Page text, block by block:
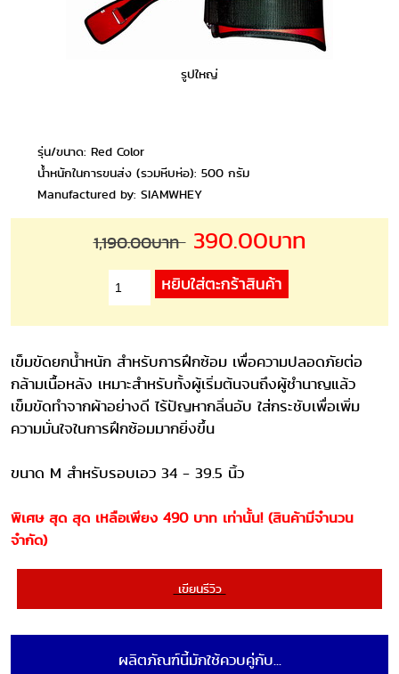
รูปใหญ่
รุ่น/ขนาด: Red Color
น้ำหนักในการขนส่ง (รวมหีบห่อ): 500 กรัม
Manufactured by: SIAMWHEY
1,190.00บาท 390.00บาท
เข็มขัดยกน้ำหนัก สำหรับการฝึกซ้อม เพื่อความปลอดภัยต่อ
กล้ามเนื้อหลัง เหมาะสำหรับทั้งผู้เริ่มต้นจนถึงผู้ชำนาญแล้ว
เข็มขัดทำจากผ้าอย่างดี ไร้ปัญหากลิ่นอับ ใส่กระชับเพื่อเพิ่ม
ความมั่นใจในการฝึกซ้อมมากยิ่งขึ้น
ขนาด M สำหรับรอบเอว 34 - 39.5 นิ้ว
พิเศษ สุด สุด เหลือเพียง 490 บาท เท่านั้น! (สินค้ามีจำนวน
จำกัด)
เขียนรีวิว
ผลิตภัณฑ์นี้มักใช้ควบคู่กับ...